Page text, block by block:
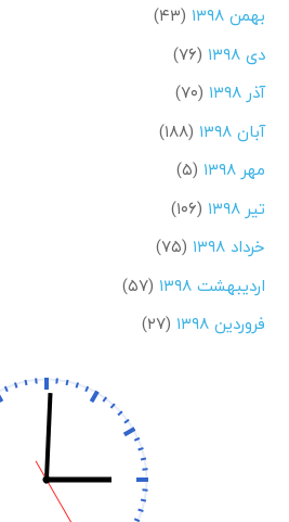
بهمن ۱۳۹۸
(۴۳)
دی ۱۳۹۸
(۷۶)
آذر ۱۳۹۸
(۷۰)
آبان ۱۳۹۸
(۱۸۸)
مهر ۱۳۹۸
(۵)
تیر ۱۳۹۸
(۱۰۶)
خرداد ۱۳۹۸
(۷۵)
اردیبهشت ۱۳۹۸
(۵۷)
فروردین ۱۳۹۸
(۲۷)